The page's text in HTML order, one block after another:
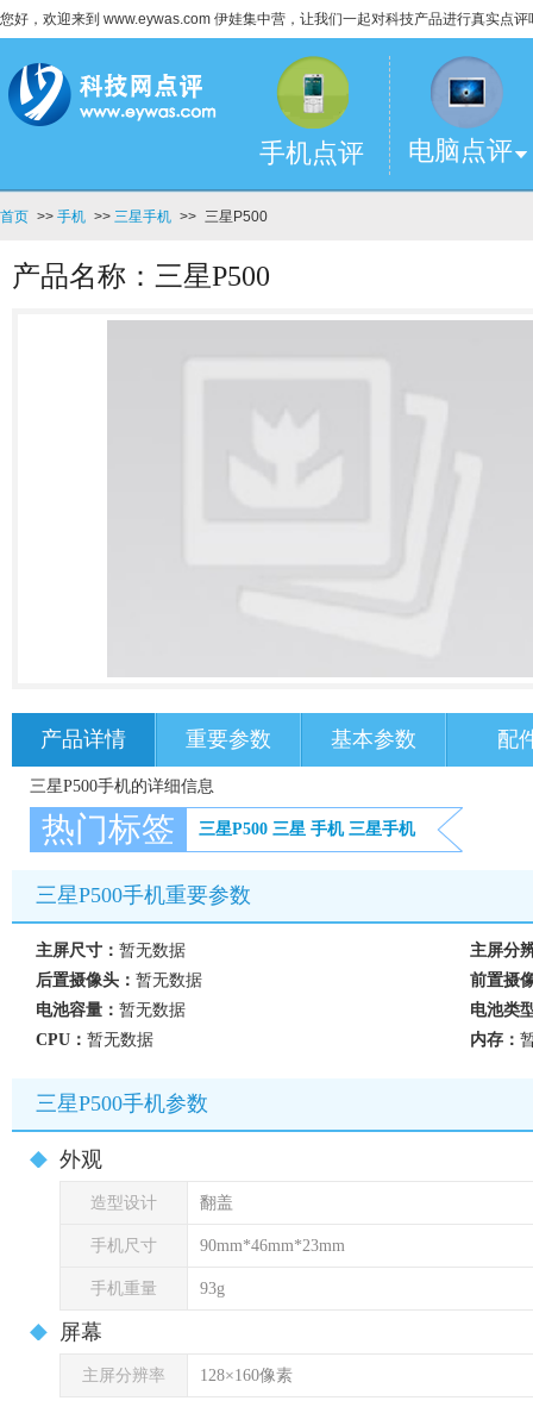
您好，欢迎来到 www.eywas.com 伊娃集中营，让我们一起对科技产品进行真实点评
手机点评 电脑点评
首页 >> 手机 >> 三星手机 >> 三星P500
产品名称：三星P500
产品详情 重要参数 基本参数 配
三星P500手机的详细信息
热门标签 三星P500 三星 手机 三星手机
三星P500手机重要参数
主屏尺寸： 暂无数据
主屏分
后置摄像头： 暂无数据
前置摄
电池容量： 暂无数据
电池类
CPU： 暂无数据 内存：
三星P500手机参数
外观
造型设计 翻盖
手机尺寸 90mm*46mm*23mm
手机重量 93g
屏幕
主屏分辨率 128×160像素